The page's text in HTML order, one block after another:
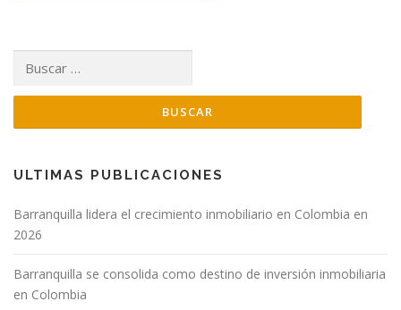
ULTIMAS PUBLICACIONES
Barranquilla lidera el crecimiento inmobiliario en Colombia en
2026
Barranquilla se consolida como destino de inversión inmobiliaria
en Colombia